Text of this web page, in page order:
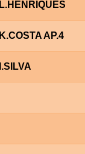
L.HENRIQUES
K.COSTA AP.4
I.SILVA